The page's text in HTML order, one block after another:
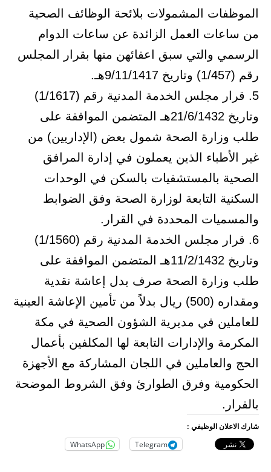
الموظفات المشمولات بلائحة الوظائف الصحية
من ساعات العمل الزائدة عن ساعات الدوام
الرسمي والتي سبق اعفائهن منها بقرار المجلس
رقم (1/457) وتاريخ 9/11/1417هـ.
5. قرار مجلس الخدمة المدنية رقم (1/1617)
وتاريخ 21/6/1432هـ المتضمن الموافقة على
طلب وزارة الصحة شمول بعض (الإداريين) من
غير الأطباء الذين يعملون في إدارة المرافق
الصحية بالمستشفيات بالسكن في الوحدات
السكنية التابعة لوزارة الصحة وفق الضوابط
والمسميات المحددة في القرار.
6. قرار مجلس الخدمة المدنية رقم (1/1560)
وتاريخ 11/2/1432هـ المتضمن الموافقة على
طلب وزارة الصحة صرف بدل إعاشة نقدية
ومقداره (500) ريال بدلاً من تأمين الإعاشة العينية
للعاملين في مديرية الشؤون الصحية في مكة
المكرمة والإدارات التابعة لها المكلفين بأعمال
الحج والعاملين في اللجان المشاركة مع الأجهزة
الحكومية وفرق الطوارئ وفق الشروط الموضحة
بالقرار.
شارك الاعلان الوظيفي :
Telegram
WhatsApp